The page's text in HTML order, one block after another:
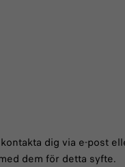
dig via e-post
dem för detta syfte.